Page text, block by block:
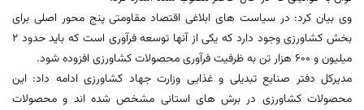
وی بیان کرد: در سیاست های ابلاغی اقتصاد مقاومتی پنج محور اصلی برای
بخش کشاورزی وجود دارد که یکی از آنها توسعه فرآوری است که باید حدود 2
میلیون و 600 هزار تن به ظرفیت فرآوری محصولات کشاورزی افزوده شود.
مدیرکل دفتر صنایع تبدیلی و غذایی وزارت جهاد کشاورزی ادامه داد: این
محصولات کشاورزی در برش های استانی مشخص شده اند و محصولات